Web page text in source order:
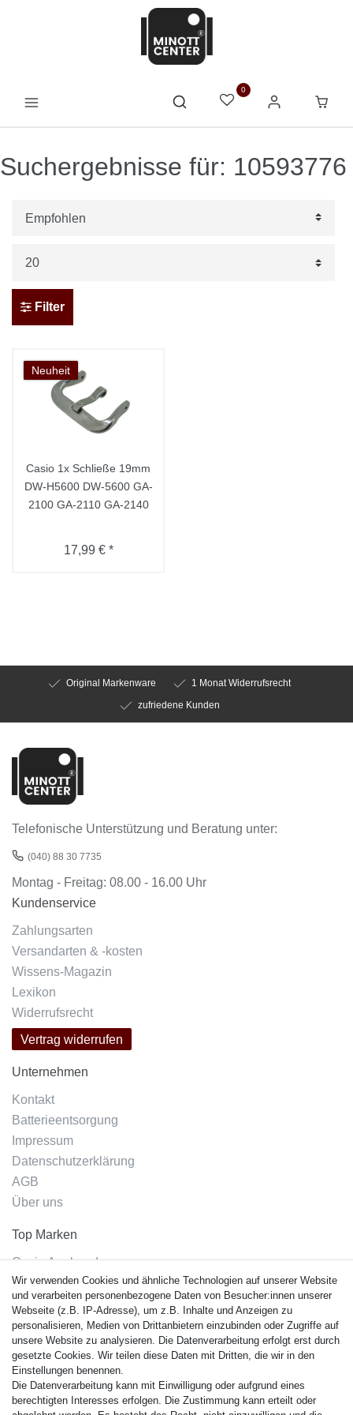
0
Suchergebnisse für: 10593776
Filter
Neuheit
Casio 1x Schließe 19mm
DW-H5600 DW-5600 GA-
2100 GA-2110 GA-2140
17,99 € *
Original Markenware
1 Monat Widerrufsrecht
zufriedene Kunden
Telefonische Unterstützung und Beratung unter:
(040) 88 30 7735
Montag - Freitag: 08.00 - 16.00 Uhr
Kundenservice
Zahlungsarten
Versandarten & -kosten
Wissens-Magazin
Lexikon
Widerrufsrecht
Vertrag widerrufen
Unternehmen
Kontakt
Batterieentsorgung
Impressum
Datenschutzerklärung
AGB
Über uns
Top Marken
Casio Armband
Festina Armband
Citizen Armband
M. Lacroix Armband
J. Lemans Armband
Uhrenarmbänder - Alle
Sicherheit
Wir verwenden Cookies und ähnliche Technologien auf unserer Website
und verarbeiten personenbezogene Daten von Besucher:innen unserer
Webseite (z.B. IP-Adresse), um z.B. Inhalte und Anzeigen zu
personalisieren, Medien von Drittanbietern einzubinden oder Zugriffe auf
unsere Website zu analysieren. Die Datenverarbeitung erfolgt erst durch
gesetzte Cookies. Wir teilen diese Daten mit Dritten, die wir in den
Einstellungen benennen.
Die Datenverarbeitung kann mit Einwilligung oder aufgrund eines
berechtigten Interesses erfolgen. Die Zustimmung kann erteilt oder